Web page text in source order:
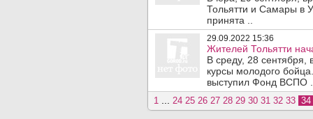
Тольятти и Самары в
принята ..
29.09.2022 15:36
Жителей Тольятти
В среду, 28
курсы молодого
выступил Фонд ВСПО
1 24 25 26 27 28 29 30 31 32 33 34